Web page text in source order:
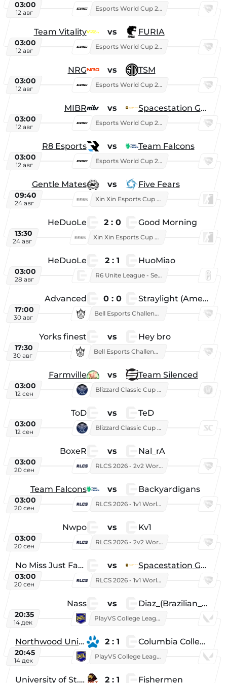
03:00
12 авг
Esports World Cup 2026
Team Vitality vs FURIA
03:00
12 авг
Esports World Cup 2026
NRG vs TSM
03:00
12 авг
Esports World Cup 2026
MIBR vs Spacestation Gaming
03:00
12 авг
Esports World Cup 2026
R8 Esports vs Team Falcons
03:00
12 авг
Esports World Cup 2026
Gentle Mates vs Five Fears
09:40
24 авг
Xin Xin Esports Cup 2025
HeDuoLe 2 : 0 Good Morning
13:30
24 авг
Xin Xin Esports Cup 2026
HeDuoLe 2 : 1 HuoMiao
03:00
28 авг
R6 Unite League - Season 1
Advanced 0 : 0 Straylight (American team)
17:00
30 авг
Bell Esports Challenge 2026
Yorks finest vs Hey bro
17:30
30 авг
Bell Esports Challenge 2026
Farmville vs Team Silenced
03:00
12 сен
Blizzard Classic Cup 2026
ToD vs TeD
03:00
12 сен
Blizzard Classic Cup 2026
BoxeR vs Nal_rA
03:00
20 сен
RLCS 2026 - 2v2 World Championship
Team Falcons vs Backyardigans
03:00
20 сен
RLCS 2026 - 1v1 World Championship
Nwpo vs Kv1
03:00
20 сен
RLCS 2026 - 2v2 World Championship
No Miss Just Fake vs Spacestation Gaming
03:00
20 сен
RLCS 2026 - 1v1 World Championship
Nass vs Diaz_(Brazilian_Player)
20:35
14 дек
PlayVS College League 2025: Fall
Northwood University 2 : 1 Columbia College
20:45
14 дек
PlayVS College League 2025: Fall
University of St. Thomas 2 : 1 Fishermen